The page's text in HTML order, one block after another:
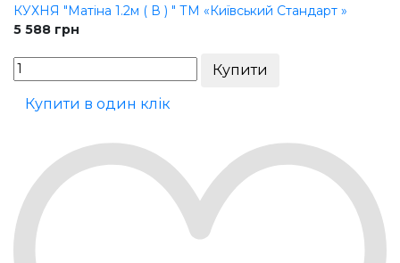
КУХНЯ "Матіна 1.2м ( В ) " ТМ «Київський Стандарт »
5 588 грн
Купити в один клік